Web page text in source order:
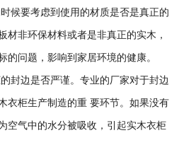
候要考虑到使用的材质是否是真正的
材非环保材料或者是非真正的实木，
问题，影响到家居环境的健康。
封边是否严谨。专业的厂家对于封边
衣柜生产制造的重 要环节。如果没有
空气中的水分被吸收，引起实木衣柜